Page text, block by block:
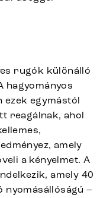
rugók különálló
hagyományos
ezek egymástól
reagálnak, ahol
amely
a kényelmet. A
amely 40
nyomásállóságú –